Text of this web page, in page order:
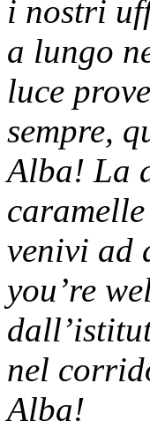
i nostri
a lungo
luce
sempre,
Alba! La
venivi ad
you’re
nel
Alba!